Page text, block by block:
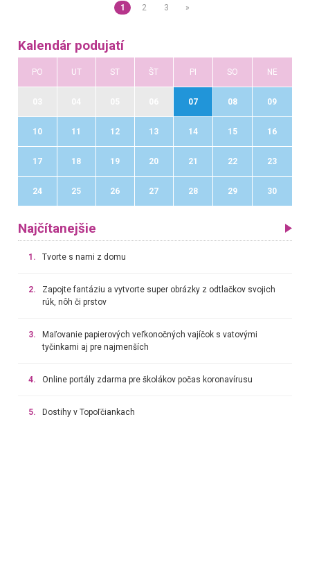
1 2 3 »
Kalendár podujatí
PO UT ST ŠT PI SO NE
07 08 09
10 11 12 13 14 15 16
17 18 19 20 21 22 23
24 25 26 27 28 29 30
Najčítanejšie
1. Tvorte s nami z domu
2.
Zapojte fantáziu a vytvorte super obrázky z odtlačkov svojich
rúk, nôh či prstov
3.
Maľovanie papierových veľkonočných vajíčok s vatovými
tyčinkami aj pre najmenších
4. Online portály zdarma pre školákov počas koronavírusu
5. Dostihy v Topoľčiankach